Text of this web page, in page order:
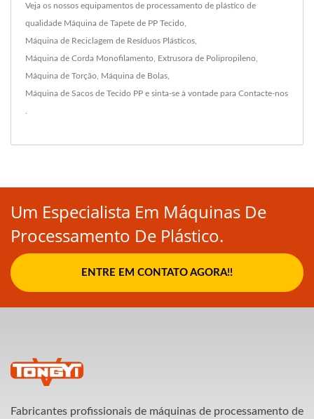
Veja os nossos equipamentos de processamento de plástico de
qualidade Máquina de Tapete de PP Tecido
Máquina de Reciclagem de Resíduos Plásticos
Máquina de Corda Monofilamento Extrusora de Polipropileno
Máquina de Torção Máquina de Bolas
Máquina de Sacos de Tecido PP e sinta-se à vontade para Contacte-nos
Um Especialista Em Máquinas De
Processamento De Plástico.
ENTRE EM CONTATO AGORA!!
Fabricantes profissionais de máquinas de processamento de